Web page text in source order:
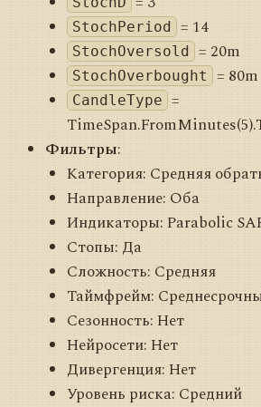
StochPeriod = 14
StochOversold = 20m
StochOverbought = 80m
CandleType =
Фильтры:
Категория: Средняя
Направление: Оба
Индикаторы: Parabolic
Стопы: Да
Сложность: Средняя
Таймфрейм:
Сезонность: Нет
Нейросети: Нет
Дивергенция: Нет
Уровень риска: Средний